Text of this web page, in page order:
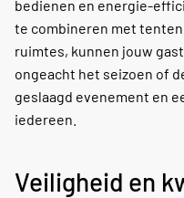
bedienen en energie-
te combineren met
ruimtes, kunnen jouw
ongeacht het seizoen of
geslaagd evenement en
iedereen.
Veiligheid en